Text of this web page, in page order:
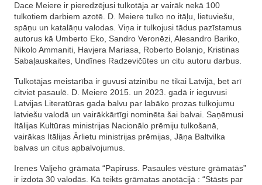
Dace Meiere ir pieredzējusi tulkotāja ar vairāk nekā 100
tulkotiem darbiem azotē. D. Meiere tulko no itāļu, lietuviešu,
spāņu un katalāņu valodas. Viņa ir tulkojusi tādus pazīstamus
autorus kā Umberto Eko, Sandro Veronēzi, Alesandro Bariko,
Nikolo Ammaniti, Havjera Mariasa, Roberto Bolanjo, Kristinas
Sabaļauskaites, Undīnes Radzevičūtes un citu autoru darbus.
Tulkotājas meistarība ir guvusi atzinību ne tikai Latvijā, bet arī
citviet pasaulē. D. Meiere 2015. un 2023. gadā ir ieguvusi
Latvijas Literatūras gada balvu par labāko prozas tulkojumu
latviešu valodā un vairākkārtīgi nominēta šai balvai. Saņēmusi
Itālijas Kultūras ministrijas Nacionālo prēmiju tulkošanā,
vairākas Itālijas Ārlietu ministrijas prēmijas, Jāņa Baltvilka
balvas un citus apbalvojumus.
Irenes Valjeho grāmata “Papiruss. Pasaules vēsture grāmatās”
ir izdota 30 valodās. Kā teikts grāmatas anotācijā : “Stāsts par